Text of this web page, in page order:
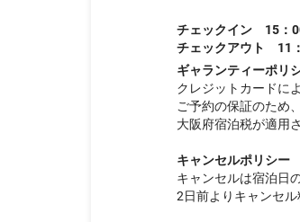
チェックイン 15：
チェックアウト 11
ギャランティーポリ
クレジットカードに
ご予約の保証のため
大阪府宿泊税が適用
キャンセルポリシー
キャンセルは宿泊日
2日前よりキャンセ